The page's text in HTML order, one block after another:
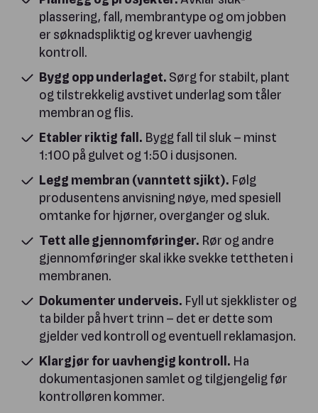
plassering, fall, membrantype og om jobben
er søknadspliktig og krever uavhengig
kontroll.
Bygg opp underlaget. Sørg for stabilt, plant
og tilstrekkelig avstivet underlag som tåler
membran og flis.
Etabler riktig fall. Bygg fall til sluk – minst
1:100 på gulvet og 1:50 i dusjsonen.
Legg membran (vanntett sjikt). Følg
produsentens anvisning nøye, med spesiell
omtanke for hjørner, overganger og sluk.
Tett alle gjennomføringer. Rør og andre
gjennomføringer skal ikke svekke tettheten i
membranen.
Dokumenter underveis. Fyll ut sjekklister og
ta bilder på hvert trinn – det er dette som
gjelder ved kontroll og eventuell reklamasjon.
Klargjør for uavhengig kontroll. Ha
dokumentasjonen samlet og tilgjengelig før
kontrolløren kommer.